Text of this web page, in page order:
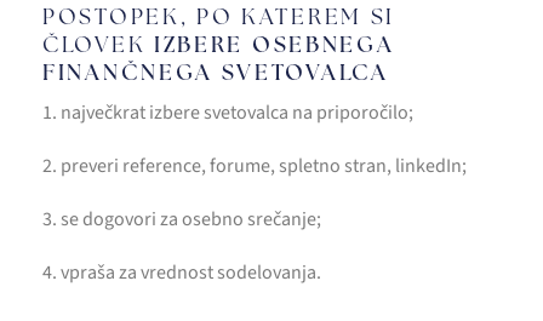
POSTOPEK, PO KATEREM SI
ČLOVEK IZBERE OSEBNEGA
FINANČNEGA SVETOVALCA
1. največkrat izbere svetovalca na priporočilo;
2. preveri reference, forume, spletno stran, linkedIn;
3. se dogovori za osebno srečanje;
4. vpraša za vrednost sodelovanja.